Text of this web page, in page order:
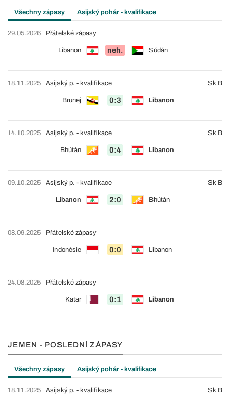
Všechny zápasy Asijský pohár - kvalifikace
29.05.2026
Libanon neh. Súdán
Přátelské zápasy
18.11.2025
Brunej 0:3 Libanon
Asijský p. - kvalifikace Sk B
14.10.2025
Bhútán 0:4 Libanon
Asijský p. - kvalifikace Sk B
09.10.2025
Libanon 2:0 Bhútán
Asijský p. - kvalifikace Sk B
08.09.2025
Indonésie 0:0 Libanon
Přátelské zápasy
24.08.2025
Katar 0:1 Libanon
Přátelské zápasy
JEMEN - POSLEDNÍ ZÁPASY
Všechny zápasy Asijský pohár - kvalifikace
18.11.2025 Asijský p. - kvalifikace Sk B